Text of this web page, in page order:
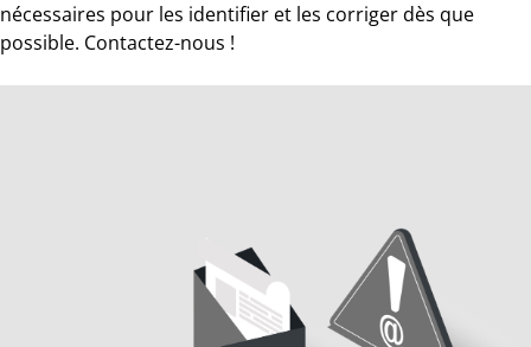
nécessaires pour les identifier et les corriger dès que
possible. Contactez-nous !